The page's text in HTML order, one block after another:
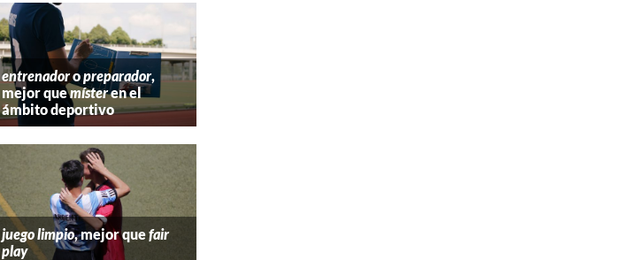
entrenadoropreparador,
mejor quemísteren el
ámbito deportivo
juego limpio, mejor quefair
play